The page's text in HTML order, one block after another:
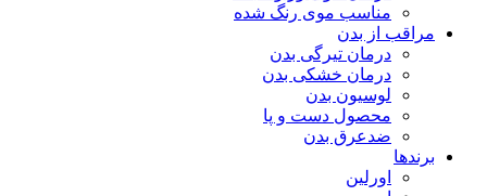
مناسب موی رنگ شده
مراقب از بدن
درمان تیرگی بدن
درمان خشکی بدن
لوسیون بدن
محصول دست و پا
ضدعرق بدن
برندها
اورلین